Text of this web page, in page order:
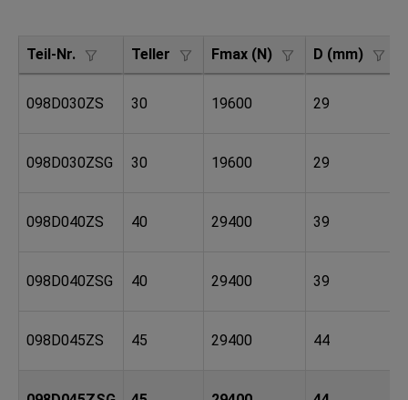
Teil-Nr. Teller Fmax (N) D (mm)
098D030ZS 30 19600 29
098D030ZSG 30 19600 29
098D040ZS 40 29400 39
098D040ZSG 40 29400 39
098D045ZS 45 29400 44